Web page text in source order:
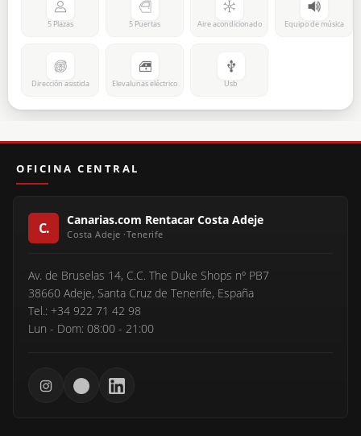
5 Plazas 5 Puertas Aire acondicionado Equipo de música
Dirección asistida Elevalunas eléctrico Usb
OFICINA CENTRAL
Canarias.com Rentacar Costa Adeje
Av. de Bruselas 14, C.C. The Duke Shops nº PB7
38660 Adeje, Santa Cruz de Tenerife, España
Tel.: +34 922 71 42 98
Lun - Dom: 08:00 - 21:00